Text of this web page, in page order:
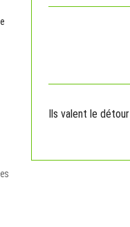
Ils valent le détour